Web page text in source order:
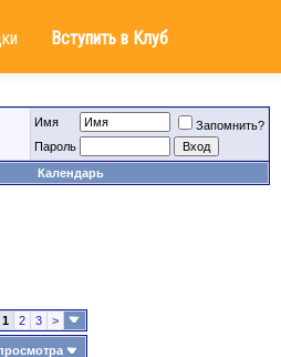
Вступить в Клуб
Имя
Запомнить?
Пароль
Календарь
1 2 3 >